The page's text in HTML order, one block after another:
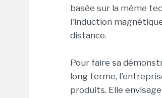
basée sur la même
l'induction
distance.
Pour faire sa
long terme,
produits. Elle